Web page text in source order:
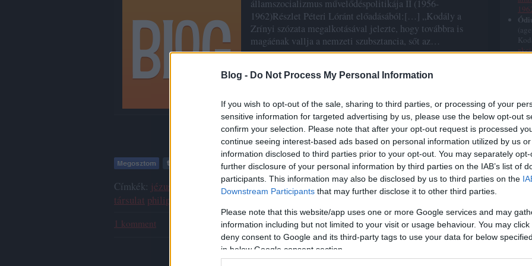
Blog - Do Not Process My Personal Information
If you wish to opt-out of the sale, sharing to third parties, or processing of your
sensitive information for targeted advertising by us, please use the below opt-out
confirm your selection. Please note that after your opt-out request is processed
continue seeing interest-based ads based on personal information utilized by us
information disclosed to third parties prior to your opt-out. You may separately
further disclosure of your personal information by third parties on the IAB’s list of
participants. This information may also be disclosed by us to third parties on the
Downstream Participants that may further disclose it to other third parties.
Please note that this website/app uses one or more Google services and may
information including but not limited to your visit or usage behaviour. You may
deny consent to Google and its third-party tags to use your data for below
in below Google consent section.
3.
államszocializmus művelődéspolitikája II (1956-
1962)Részlet Péteri Lóránt előadásából:[…] „Kodály a
Zrínyi szózata megalkotásával jelezte, hogy továbbra is
magáénak vallja a nemzeti szubsztancia, sőt az…
tovább »
Tetszik 0
Címkék: jézus zrínyiillyés gyulakodály zoltán államszocializmus ódium art ágens
társulat philipp györgy ágens és a kodály módszer 4. akció
1 komment